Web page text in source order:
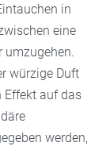
in
eine
umzugehen.
würzige Duft
Effekt auf das
werden,